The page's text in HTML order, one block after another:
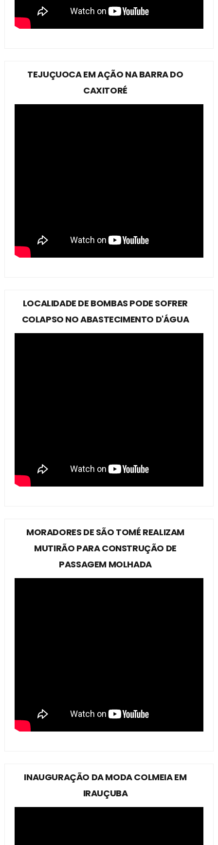
TEJUÇUOCA EM AÇÃO NA BARRA DO
CAXITORÉ
LOCALIDADE DE BOMBAS PODE SOFRER
COLAPSO NO ABASTECIMENTO D'ÁGUA
MORADORES DE SÃO TOMÉ REALIZAM
MUTIRÃO PARA CONSTRUÇÃO DE
PASSAGEM MOLHADA
INAUGURAÇÃO DA MODA COLMEIA EM
IRAUÇUBA